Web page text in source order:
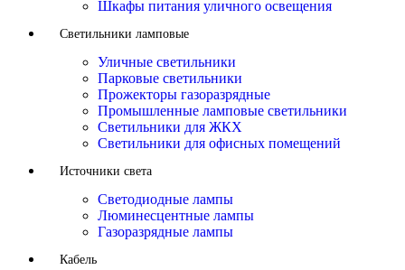
Шкафы питания уличного освещения
Светильники ламповые
Уличные светильники
Парковые светильники
Прожекторы газоразрядные
Промышленные ламповые светильники
Светильники для ЖКХ
Светильники для офисных помещений
Источники света
Светодиодные лампы
Люминесцентные лампы
Газоразрядные лампы
Кабель